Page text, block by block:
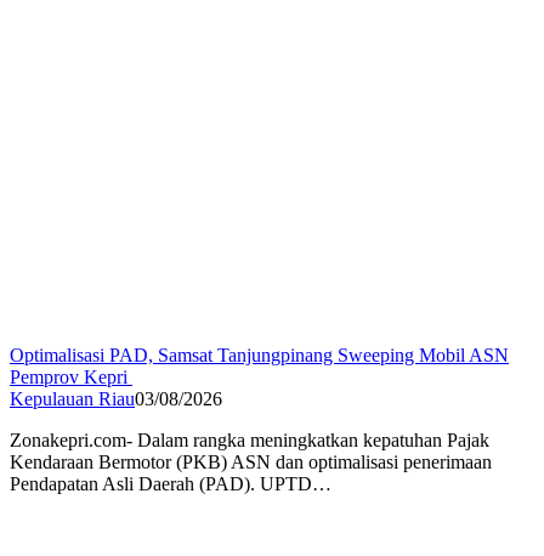
Optimalisasi PAD, Samsat Tanjungpinang Sweeping Mobil ASN
Pemprov Kepri
Kepulauan Riau03/08/2026
Zonakepri.com- Dalam rangka meningkatkan kepatuhan Pajak
Kendaraan Bermotor (PKB) ASN dan optimalisasi penerimaan
Pendapatan Asli Daerah (PAD). UPTD…